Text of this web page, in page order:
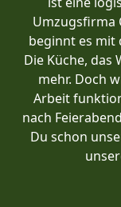
Umzugsfirma
beginnt es mit
Die Küche, das
mehr. Doch
Arbeit
nach
Du schon